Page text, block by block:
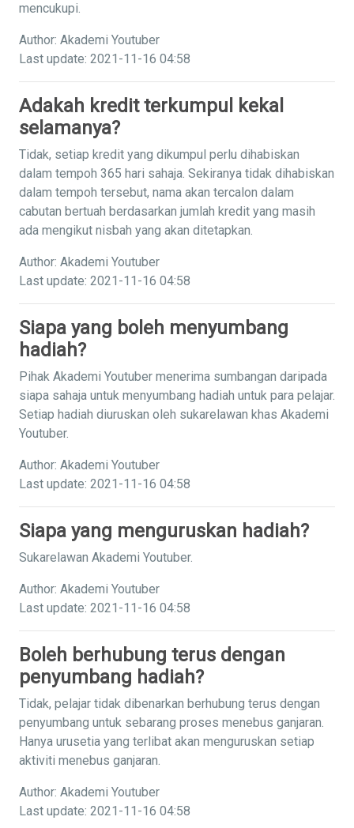
mencukupi.
Author: Akademi Youtuber
Last update: 2021-11-16 04:58
Adakah kredit terkumpul kekal
selamanya?
Tidak, setiap kredit yang dikumpul perlu dihabiskan
dalam tempoh 365 hari sahaja. Sekiranya tidak dihabiskan
dalam tempoh tersebut, nama akan tercalon dalam
cabutan bertuah berdasarkan jumlah kredit yang masih
ada mengikut nisbah yang akan ditetapkan.
Author: Akademi Youtuber
Last update: 2021-11-16 04:58
Siapa yang boleh menyumbang
hadiah?
Pihak Akademi Youtuber menerima sumbangan daripada
siapa sahaja untuk menyumbang hadiah untuk para pelajar.
Setiap hadiah diuruskan oleh sukarelawan khas Akademi
Youtuber.
Author: Akademi Youtuber
Last update: 2021-11-16 04:58
Siapa yang menguruskan hadiah?
Sukarelawan Akademi Youtuber.
Author: Akademi Youtuber
Last update: 2021-11-16 04:58
Boleh berhubung terus dengan
penyumbang hadiah?
Tidak, pelajar tidak dibenarkan berhubung terus dengan
penyumbang untuk sebarang proses menebus ganjaran.
Hanya urusetia yang terlibat akan menguruskan setiap
aktiviti menebus ganjaran.
Author: Akademi Youtuber
Last update: 2021-11-16 04:58